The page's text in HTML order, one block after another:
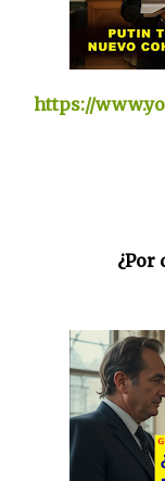
https://
¿Por